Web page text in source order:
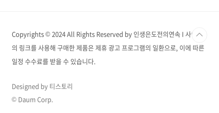
들도 워드프..
Copyrights © 2024 All Rights Reserved by 인생은도전의연속 I 사이트
의 링크를 사용해 구매한 제품은 제휴 광고 프로그램의 일환으로, 이에 따른
일정 수수료를 받을 수 있습니다.
Designed by 티스토리
© Daum Corp.